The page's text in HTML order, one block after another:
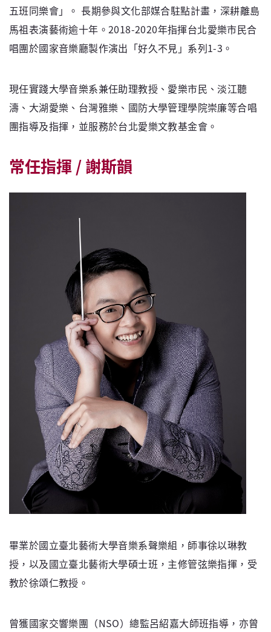
五班同樂會」。 長期參與文化部媒合駐點計畫，深耕離島
馬祖表演藝術逾十年。2018-2020年指揮台北愛樂市民合
唱團於國家音樂廳製作演出「好久不見」系列1-3。
現任實踐大學音樂系兼任助理教授、愛樂市民、淡江聽
濤、大湖愛樂、台灣雅樂、國防大學管理學院崇廉等合唱
團指導及指揮，並服務於台北愛樂文教基金會。
常任指揮 / 謝斯韻
畢業於國立臺北藝術大學音樂系聲樂組，師事徐以琳教
授，以及國立臺北藝術大學碩士班，主修管弦樂指揮，受
教於徐頌仁教授。
曾獲國家交響樂團（NSO）總監呂紹嘉大師班指導，亦曾